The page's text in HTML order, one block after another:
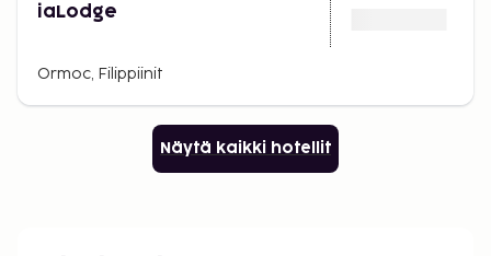
iaLodge
Ormoc, Filippiinit
Näytä kaikki hotellit